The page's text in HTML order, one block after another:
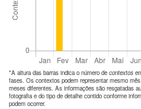
*A altura das barras indica o número de contextos
fases. Os contextos podem representar mesmo
meses diferentes. As informações são resgatadas
fotografia e do tipo de detalhe contido conforme
podem ocorrer.